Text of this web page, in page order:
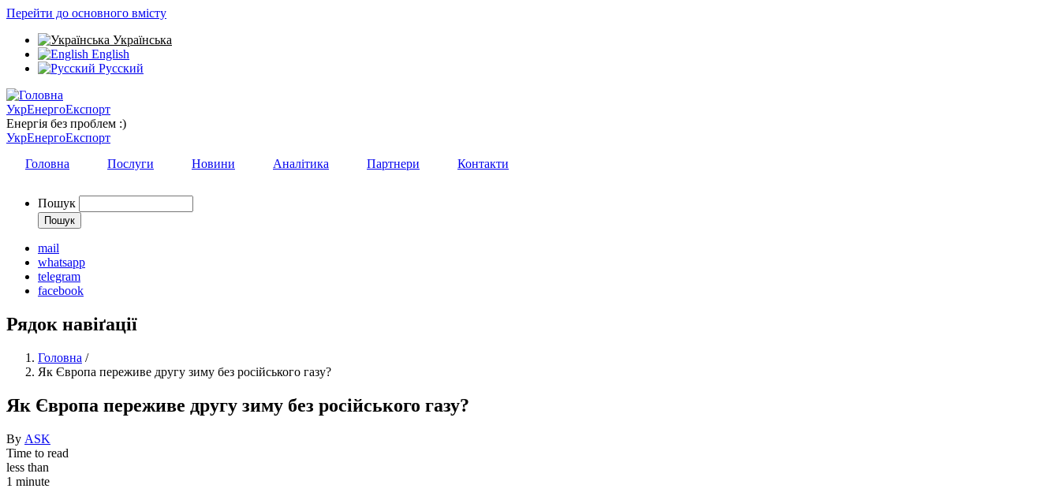
Перейти до основного вмісту
Українська
English
Русский
УкрЕнергоЕкспорт
Енергія без проблем :)
УкрЕнергоЕкспорт
Головна
Послуги Новини Аналітика Партнери Контакти
Пошук
mail
whatsapp
telegram
facebook
Рядок навіґації
Головна /
Як Європа переживе другу зиму без російського газу?
Як Європа переживе другу зиму без російського газу?
By ASK
Time to read
less than
1 minute